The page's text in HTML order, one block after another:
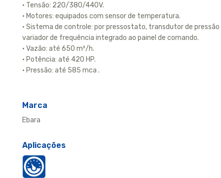
• Tensão: 220/380/440V.
• Motores: equipados com sensor de temperatura.
• Sistema de controle: por pressostato, transdutor de pressão
variador de frequência integrado ao painel de comando.
• Vazão: até 650 m³/h.
• Potência: até 420 HP.
• Pressão: até 585 mca .
Marca
Ebara
Aplicações